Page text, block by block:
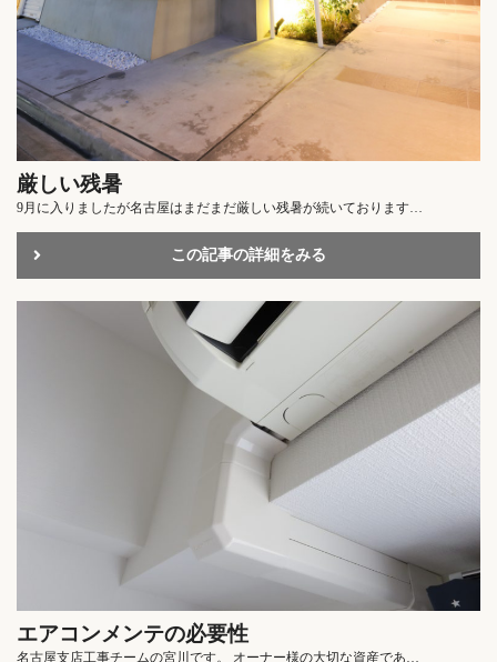
厳しい残暑
9月に入りましたが名古屋はまだまだ厳しい残暑が続いております…
この記事の詳細をみる
エアコンメンテの必要性
名古屋支店工事チームの宮川です。 オーナー様の大切な資産であ…